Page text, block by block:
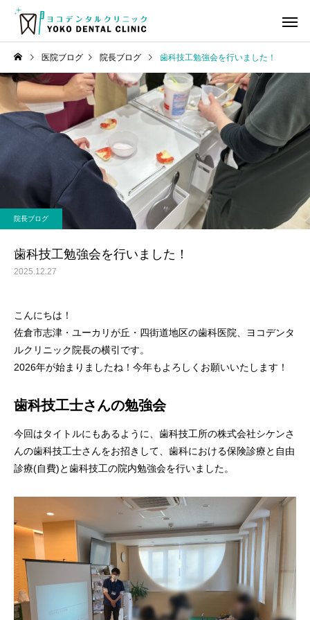
虫歯治療 歯の神経
エアフロ―
義歯（入れ歯）
ボツリヌス療法
（ボトックス療法）
ヒアルロン
院長ブログ
審美歯科領域のBTAテクニ
ック臨床セミナーと懇親会
に参加してきました！
ヨコデンタル通信
ヨコデンタル通信
月号
医院ブログ 院長ブログ 歯科技工勉強会を行いました！
院長ブログ
歯科技工勉強会を行いました！
2025.12.27
こんにちは！
佐倉市志津・ユーカリが丘・四街道地区の歯科医院、ヨコデンタ
ルクリニック院長の横引です。
2026年が始まりましたね！今年もよろしくお願いいたします！
歯科技工士さんの勉強会
今回はタイトルにもあるように、歯科技工所の株式会社シケンさ
んの歯科技工士さんをお招きして、歯科における保険診療と自由
診療(自費)と歯科技工の院内勉強会を行いました。